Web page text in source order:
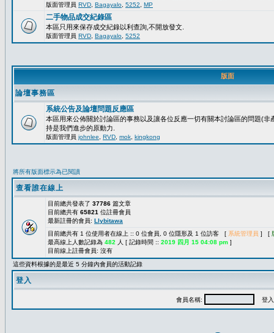
版面管理員 RVD Bagayalo 5252 MP
二手物品成交紀錄區
本區只用來保存成交紀錄以利查詢,不開放發文.
版面管理員 RVD Bagayalo 5252
版面
論壇事務區
系統公告及論壇問題反應區
本區用來公佈關於討論區的事務以及讓各位反應一切有關本討論區的問題(
持是我們進步的原動力.
版面管理員 johnlee RVD mok kingkong
將所有版面標示為已閱讀
查看誰在線上
目前總共發表了 37786 篇文章
目前總共有 65821 位註冊會員
最新註冊的會員: Llybitawa
目前總共有 1 位使用者在線上 :: 0 位會員, 0 位隱形及 1 位訪客 [ 系統管理員 ] [
最高線上人數記錄為 482 人 [ 記錄時間 :: 2019 四月 15 04:08 pm ]
目前線上註冊會員: 沒有
這些資料根據的是最近 5 分鐘內會員的活動記錄
登入
會員名稱: 登入